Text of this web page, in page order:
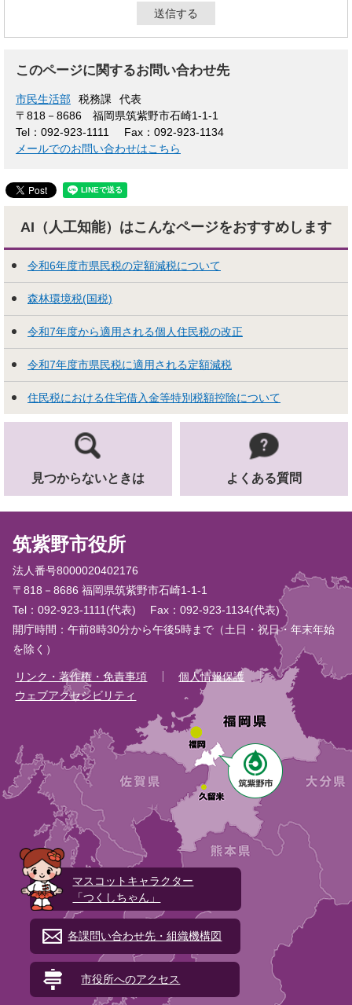
このページに関するお問い合わせ先
市民生活部 税務課
代表
〒818－8686
福岡県筑紫野市石崎1-1-1
Tel：092-923-1111
Fax：092-923-1134
メールでのお問い合わせはこちら
AI（人工知能）はこんなページをおすすめします
令和6年度市県民税の定額減税について
森林環境税(国税)
令和7年度から適用される個人住民税の改正
令和7年度市県民税に適用される定額減税
住民税における住宅借入金等特別税額控除について
見つからないときは よくある質問
筑紫野市役所
法人番号8000020402176
〒818－8686 福岡県筑紫野市石崎1-1-1
Tel：092-923-1111(代表)
Fax：092-923-1134(代表)
開庁時間：午前8時30分から午後5時まで（土日・祝日・年末年始
を除く）
リンク・著作権・免責事項
個人情報保護
ウェブアクセシビリティ
マスコットキャラクター
「つくしちゃん」
各課問い合わせ先・組織機構図
市役所へのアクセス